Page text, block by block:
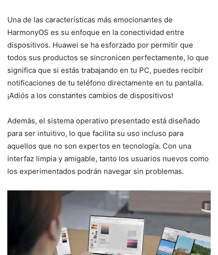
Una de las características más emocionantes de
HarmonyOS es su enfoque en la conectividad entre
dispositivos. Huawei se ha esforzado por permitir que
todos sus productos se sincronicen perfectamente, lo que
significa que si estás trabajando en tu PC, puedes recibir
notificaciones de tu teléfono directamente en tu pantalla.
¡Adiós a los constantes cambios de dispositivos!
Además, el sistema operativo presentado está diseñado
para ser intuitivo, lo que facilita su uso incluso para
aquellos que no son expertos en tecnología. Con una
interfaz limpia y amigable, tanto los usuarios nuevos como
los experimentados podrán navegar sin problemas.